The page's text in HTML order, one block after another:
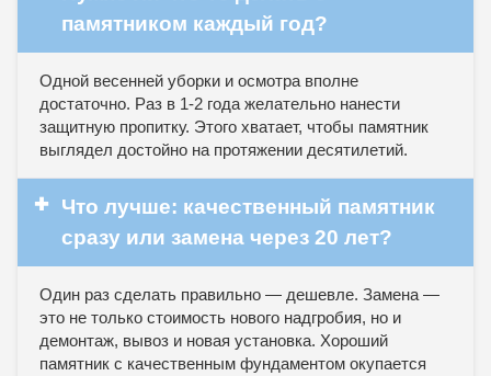
памятником каждый год?
Одной весенней уборки и осмотра вполне
достаточно. Раз в 1-2 года желательно нанести
защитную пропитку. Этого хватает, чтобы памятник
выглядел достойно на протяжении десятилетий.
✚
Что лучше: качественный памятник
сразу или замена через 20 лет?
Один раз сделать правильно — дешевле. Замена —
это не только стоимость нового надгробия, но и
демонтаж, вывоз и новая установка. Хороший
памятник с качественным фундаментом окупается